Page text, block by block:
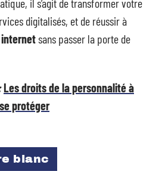
il s’agit de transformer votre
digitalisés, et de réussir à
internetsans passer la porte de
Les droits de la personnalité à
protéger
blanc